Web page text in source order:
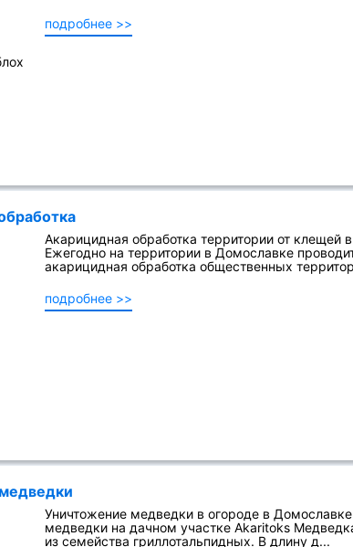
подробнее >>
Акарицидная обработка территории от
Ежегодно на территории в Домославке
акарицидная обработка общественных
подробнее >>
Уничтожение медведки в огороде в Домославке
медведки на дачном участке Akaritoks
из семейства гриллотальпидных. В длину д...